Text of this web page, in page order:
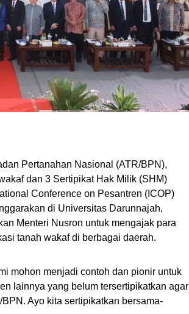
Pertanahan Nasional (ATR/BPN),
dan 3 Sertipikat Hak Milik (SHM)
Conference on Pesantren (ICOP)
di Universitas Darunnajah,
Menteri Nusron untuk mengajak para
tanah wakaf di berbagai daerah.
mohon menjadi contoh dan pionir untuk
lainnya yang belum tersertipikatkan agar
Ayo kita sertipikatkan bersama-